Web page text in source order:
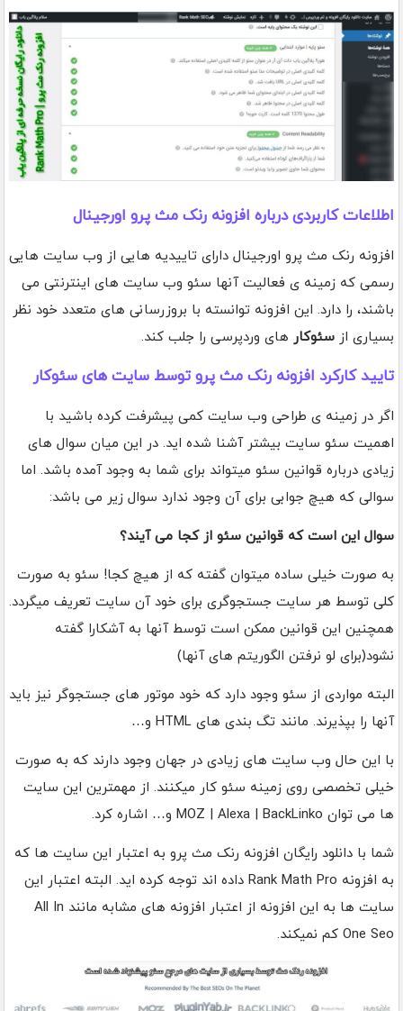
اطلاعات کاربردی درباره افزونه رنک مث پرو اورجینال
افزونه رنک مث پرو اورجینال دارای تاییدیه هایی از وب سایت هایی
رسمی که زمینه ی فعالیت آنها سئو وب سایت های اینترنتی می
باشند، را دارد. این افزونه توانسته با بروزرسانی های متعدد خود نظر
بسیاری از سئوکار های وردپرسی را جلب کند.
تایید کارکرد افزونه رنک مث پرو توسط سایت های سئوکار
اگر در زمینه ی طراحی وب سایت کمی پیشرفت کرده باشید با
اهمیت سئو سایت بیشتر آشنا شده اید. در این میان سوال های
زیادی درباره قوانین سئو میتواند برای شما به وجود آمده باشد. اما
سوالی که هیچ جوابی برای آن وجود ندارد سوال زیر می باشد:
سوال این است که قوانین سئو از کجا می آیند؟
به صورت خیلی ساده میتوان گفته که از هیچ کجا! سئو به صورت
کلی توسط هر سایت جستجوگری برای خود آن سایت تعریف میگردد.
همچنین این قوانین ممکن است توسط آنها به آشکارا گفته
نشود(برای لو نرفتن الگوریتم های آنها)
البته مواردی از سئو وجود دارد که خود موتور های جستجوگر نیز باید
آنها را بپذیرند. مانند تگ بندی های HTML و…
با این حال وب سایت های زیادی در جهان وجود دارند که به صورت
خیلی تخصصی روی زمینه سئو کار میکنند. از مهمترین این سایت
ها می توان MOZ | Alexa | BackLinko و… اشاره کرد.
شما با دانلود رایگان افزونه رنک مث پرو به اعتبار این سایت ها که
به افزونه Rank Math Pro داده اند توجه کرده اید. البته اعتبار این
سایت ها به این افزونه از اعتبار افزونه های مشابه مانند All In
One Seo کم نمیکند.